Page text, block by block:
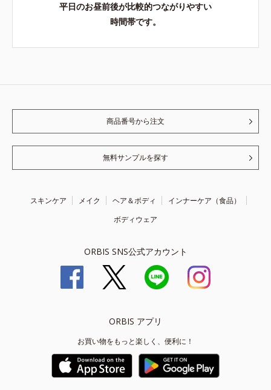
平日のお昼前後が比較的つながりやすい
時間帯です。
商品番号から注文
無料サンプルを探す
スキンケア メイク ヘア＆ボディ
インナーケア（食品）
ボディウェア
ORBIS SNS公式アカウント
ORBIS アプリ
お買い物をもっと楽しく、便利に！